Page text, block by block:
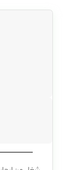
می‌تونم هر